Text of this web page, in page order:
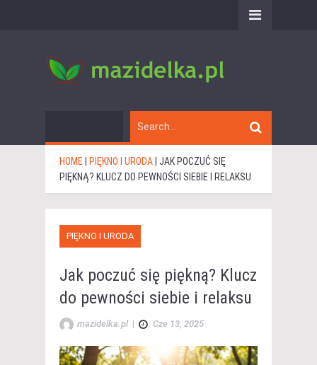
HOME PIĘKNO I URODA JAK POCZUĆ SIĘ
PIĘKNĄ? KLUCZ DO PEWNOŚCI SIEBIE I RELAKSU
PIĘKNO I URODA
Jak poczuć się piękną? Klucz
do pewności siebie i relaksu
mazidelka.pl | Cze 13, 2025